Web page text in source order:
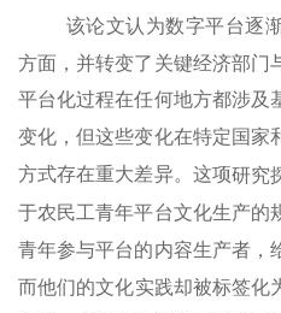
该论文认为数字平台逐
方面，并转变了关键经济部门
平台化过程在任何地方都涉及
变化，但这些变化在特定国家
方式存在重大差异。 这项研究
于农民工青年平台文化生产的
青年参与平台的内容生产者，
而他们的文化实践却被标签化